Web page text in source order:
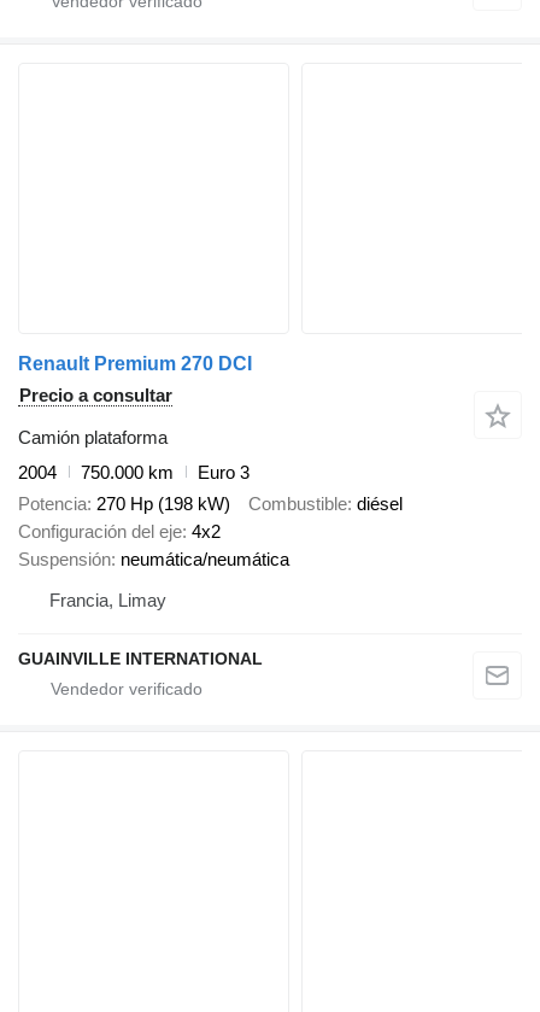
Renault Premium 270 DCI
Precio a consultar
Camión plataforma
2004
750.000 km
Euro 3
Potencia 270 Hp (198 kW) Combustible diésel
Configuración del eje 4x2
Suspensión neumática/neumática
Francia, Limay
GUAINVILLE INTERNATIONAL